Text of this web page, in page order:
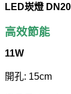
LED崁燈
高效節能
11W
開孔: 15cm